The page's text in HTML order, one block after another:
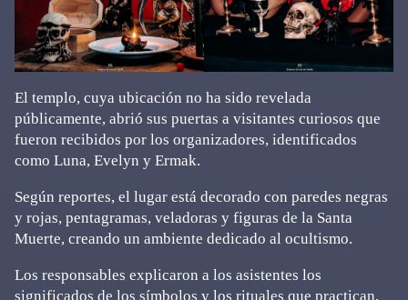
El templo, cuya ubicación no ha sido revelada
públicamente, abrió sus puertas a visitantes curiosos que
fueron recibidos por los organizadores, identificados
como Luna, Evelyn y Ermak.
Según reportes, el lugar está decorado con paredes negras
y rojas, pentagramas, veladoras y figuras de la Santa
Muerte, creando un ambiente dedicado al ocultismo.
Los responsables explicaron a los asistentes los
significados de los símbolos y los rituales que practican,